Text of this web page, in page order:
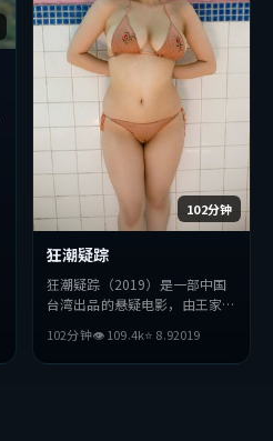
102分钟
狂潮疑踪
狂潮疑踪（2019）是一部中国
台湾出品的悬疑电影，由王家卫
演。影片在叙事与视听上力求突
破，探讨人性与抉择，节奏张弛
102分钟👁109.4k⭐ 8.92019